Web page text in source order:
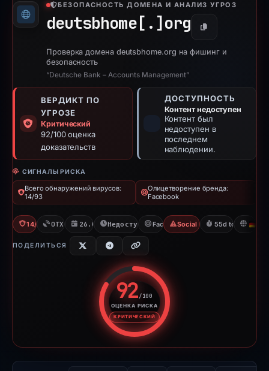
БЕЗОПАСНОСТЬ ДОМЕНА И АНАЛИЗ УГРОЗ
deutsbhome[.] org Копировать
Проверка домена deutsbhome.org на фишинг и
безопасность
“Deutsche Bank – Accounts Management”
ВЕРДИКТ ПО
УГРОЗЕ
Критический
92/100 оценка
доказательств
ДОСТУПНОСТЬ
Контент недоступен
Контент был
недоступен в
последнем
наблюдении.
СИГНАЛЫ РИСКА
Всего обнаружений вирусов:
14/93
Олицетворение бренда:
Facebook
14/93 VTOTX: 1 ref26.02.2026Недоступно с 23.04.2026
FacebookSocial Media Phishing
55d to
ПОДЕЛИТЬСЯ
92/100
ОЦЕНКА РИСКА
КРИТИЧЕСКИЙ
Оценка риска: 92 из 100.